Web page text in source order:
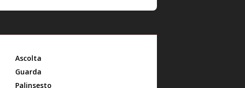
Ascolta
Guarda
Palinsesto